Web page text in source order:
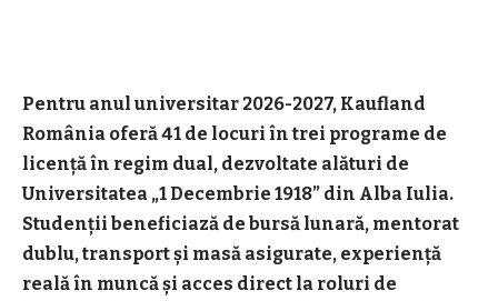
Pentru anul universitar 2026-2027, Kaufland
România oferă 41 de locuri în trei programe de
licență în regim dual, dezvoltate alături de
Universitatea „1 Decembrie 1918” din Alba Iulia.
Studenții beneficiază de bursă lunară, mentorat
dublu, transport și masă asigurate, experiență
reală în muncă și acces direct la roluri de